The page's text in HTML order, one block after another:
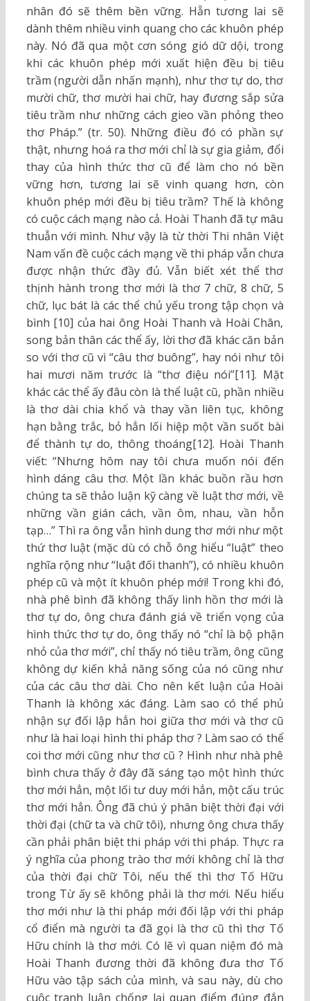
nhân đó sẽ thêm bền vững. Hẵn tương lai sẽ
dành thêm nhiều vinh quang cho các khuôn phép
này. Nó đã qua một cơn sóng gió dữ dội, trong
khi các khuôn phép mới xuất hiện đều bị tiêu
trầm (người dẫn nhấn mạnh), như thơ tự do, thơ
mười chữ, thơ mười hai chữ, hay đương sắp sửa
tiêu trầm như những cách gieo vần phỏng theo
thơ Pháp.” (tr. 50). Những điều đó có phần sự
thật, nhưng hoá ra thơ mới chỉ là sự gia giảm, đổi
thay của hình thức thơ cũ để làm cho nó bền
vững hơn, tương lai sẽ vinh quang hơn, còn
khuôn phép mới đều bị tiêu trầm? Thế là không
có cuộc cách mạng nào cả. Hoài Thanh đã tự mâu
thuẫn với mình. Như vậy là từ thời Thi nhân Việt
Nam vấn đề cuộc cách mạng về thi pháp vẫn chưa
được nhận thức đầy đủ. Vẫn biết xét thể thơ
thịnh hành trong thơ mới là thơ 7 chữ, 8 chữ, 5
chữ, lục bát là các thể chủ yếu trong tập chọn và
bình [10] của hai ông Hoài Thanh và Hoài Chân,
song bản thân các thể ấy, lời thơ đã khác căn bản
so với thơ cũ vì “câu thơ buông”, hay nói như tôi
hai mươi năm trước là “thơ điệu nói”[11]. Mặt
khác các thể ấy đâu còn là thể luật cũ, phần nhiều
là thơ dài chia khổ và thay vần liên tục, không
hạn bằng trắc, bỏ hẳn lối hiệp một vần suốt bài
để thành tự do, thông thoáng[12]. Hoài Thanh
viết: “Nhưng hôm nay tôi chưa muốn nói đến
hình dáng câu thơ. Một lần khác buồn rầu hơn
chúng ta sẽ thảo luận kỹ càng về luật thơ mới, về
những vần gián cách, vần ôm, nhau, vần hỗn
tạp…” Thì ra ông vẫn hình dung thơ mới như một
thứ thơ luật (mặc dù có chỗ ông hiểu “luật” theo
nghĩa rộng như “luật đối thanh”), có nhiều khuôn
phép cũ và một ít khuôn phép mới! Trong khi đó,
nhà phê bình đã không thấy linh hồn thơ mới là
thơ tự do, ông chưa đánh giá về triển vọng của
hình thức thơ tự do, ông thấy nó “chỉ là bộ phận
nhỏ của thơ mới”, chỉ thấy nó tiêu trầm, ông cũng
không dự kiến khả năng sống của nó cũng như
của các câu thơ dài. Cho nên kết luận của Hoài
Thanh là không xác đáng. Làm sao có thể phủ
nhận sự đối lập hẳn hoi giữa thơ mới và thơ cũ
như là hai loại hình thi pháp thơ ? Làm sao có thể
coi thơ mới cũng như thơ cũ ? Hình như nhà phê
bình chưa thấy ở đây đã sáng tạo một hình thức
thơ mới hẳn, một lối tư duy mới hẳn, một cấu trúc
thơ mới hẳn. Ông đã chú ý phân biệt thời đại với
thời đại (chữ ta và chữ tôi), nhưng ông chưa thấy
cần phải phân biệt thi pháp với thi pháp. Thực ra
ý nghĩa của phong trào thơ mới không chỉ là thơ
của thời đại chữ Tôi, nếu thế thì thơ Tố Hữu
trong Từ ấy sẽ không phải là thơ mới. Nếu hiểu
thơ mới như là thi pháp mới đối lập với thi pháp
cổ điển mà người ta đã gọi là thơ cũ thì thơ Tố
Hữu chính là thơ mới. Có lẽ vì quan niệm đó mà
Hoài Thanh đương thời đã không đưa thơ Tố
Hữu vào tập sách của mình, và sau này, dù cho
cuộc tranh luận chống lại quan điểm đúng đắn